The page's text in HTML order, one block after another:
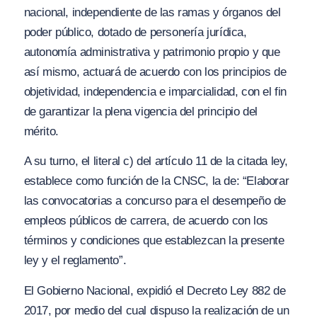
nacional, independiente de las ramas y órganos del
poder público, dotado de personería jurídica,
autonomía administrativa y patrimonio propio y que
así mismo, actuará de acuerdo con los principios de
objetividad, independencia e imparcialidad, con el fin
de garantizar la plena vigencia del principio del
mérito.
A su turno, el literal c) del artículo 11 de la citada ley,
establece como función de la CNSC, la de: “Elaborar
las convocatorias a concurso para el desempeño de
empleos públicos de carrera, de acuerdo con los
términos y condiciones que establezcan la presente
ley y el reglamento”.
El Gobierno Nacional, expidió el Decreto Ley 882 de
2017, por medio del cual dispuso la realización de un